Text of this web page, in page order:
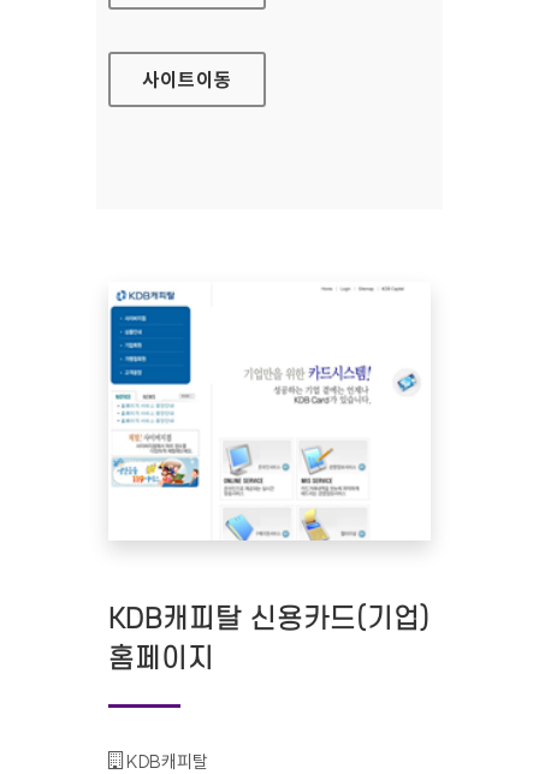
사이트이동
KDB캐피탈 신용카드(기업)
홈페이지
기관명 :
KDB캐피탈